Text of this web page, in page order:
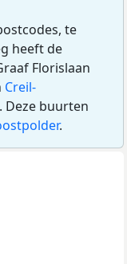
te
heeft de
Florislaan
Creil-
. Deze buurten
.